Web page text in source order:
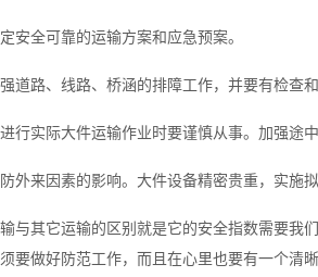
安全可靠的运输方案和应急预案。
道路、线路、桥涵的排障工作，并要有检查
行实际大件运输作业时要谨慎从事。加强途
外来因素的影响。大件设备精密贵重，实施
与其它运输的区别就是它的安全指数需要我
要做好防范工作，而且在心里也要有一个清